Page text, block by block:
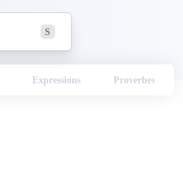
S
Expressions Proverbes